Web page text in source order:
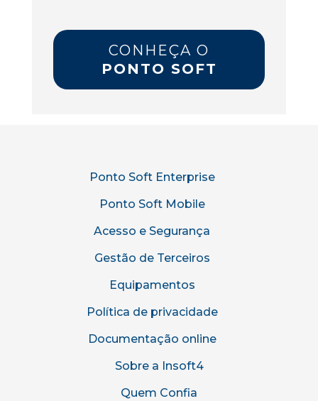
CONHEÇA O
PONTO SOFT
Ponto Soft Enterprise
Ponto Soft Mobile
Acesso e Segurança
Gestão de Terceiros
Equipamentos
Política de privacidade
Documentação online
Sobre a Insoft4
Quem Confia